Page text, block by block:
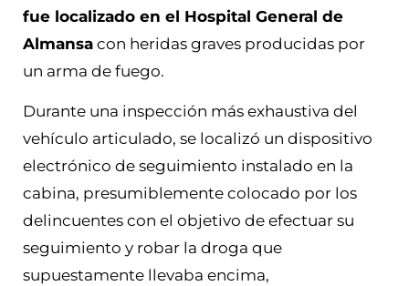
fue localizado en el Hospital General de
Almansa con heridas graves producidas por
un arma de fuego.
Durante una inspección más exhaustiva del
vehículo articulado, se localizó un dispositivo
electrónico de seguimiento instalado en la
cabina, presumiblemente colocado por los
delincuentes con el objetivo de efectuar su
seguimiento y robar la droga que
supuestamente llevaba encima,